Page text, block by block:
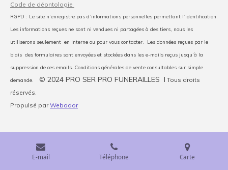
Code de déontologie
RGPD : Le site n’enregistre pas d’informations personnelles permettant l’identification.
Les informations reçues ne sont ni vendues ni partagées à des tiers, nous les
utiliserons seulement en interne ou pour vous contacter. Les données reçues par le
biais des formulaires sont envoyées et stockées dans les e-mails reçus jusqu’à la
suppression de ces emails. Conditions générales de vente consultables sur simple
demande. © 2024 PRO SER PRO FUNERAILLES I Tous droits
réservés.
Propulsé parWebador
E-mail Téléphone Carte